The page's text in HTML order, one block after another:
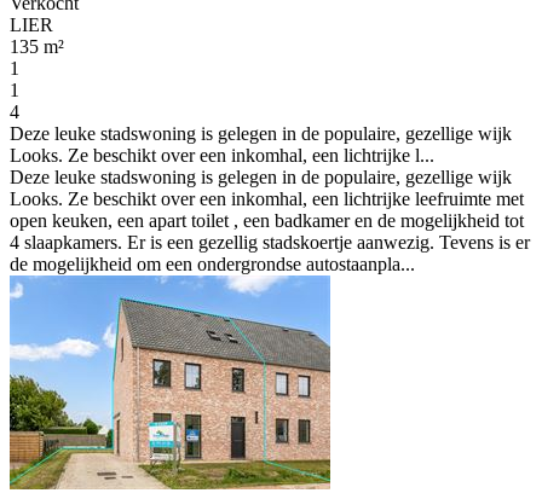
LIER
135 m²
1
1
4
Deze leuke stadswoning is gelegen in de populaire, gezellige wijk
Looks. Ze beschikt over een inkomhal, een lichtrijke l...
Deze leuke stadswoning is gelegen in de populaire, gezellige wijk
Looks. Ze beschikt over een inkomhal, een lichtrijke leefruimte met
open keuken, een apart toilet , een badkamer en de mogelijkheid tot
4 slaapkamers. Er is een gezellig stadskoertje aanwezig. Tevens is er
de mogelijkheid om een ondergrondse autostaanpla...